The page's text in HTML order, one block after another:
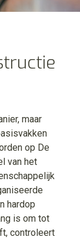
maar
op De
van het
hardop
is om tot
controleert